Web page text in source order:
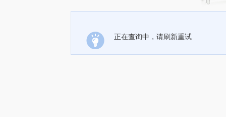
正在查询中，请刷新重试